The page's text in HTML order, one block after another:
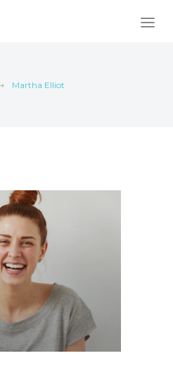
Martha Elliot